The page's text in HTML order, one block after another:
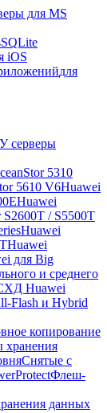
для MS
SQLite
iOS
для
серверы
5310
5610 V6Huawei
Huawei
S2600T / S5500T
Huawei
Huawei
для Big
и среднего
Huawei
Flash и Hybrid
копирование
хранения
Снятые с
Флеш-
данных